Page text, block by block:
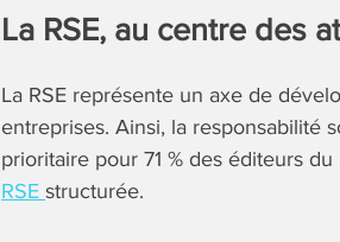
La RSE, au centre des
La RSE représente un axe de
entreprises. Ainsi, la responsabilité
prioritaire pour 71 % des éditeurs
RSE structurée.